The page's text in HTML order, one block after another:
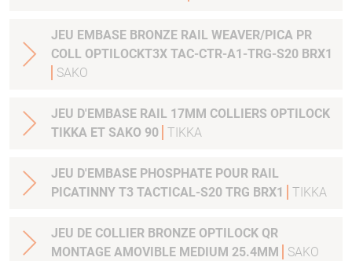
JEU EMBASE BRONZE RAIL WEAVER/PICA PR
COLL OPTILOCKT3X TAC-CTR-A1-TRG-S20 BRX1
SAKO
JEU D'EMBASE RAIL 17MM COLLIERS OPTILOCK
TIKKA ET SAKO 90 TIKKA
JEU D'EMBASE PHOSPHATE POUR RAIL
PICATINNY T3 TACTICAL-S20 TRG BRX1
TIKKA
JEU DE COLLIER BRONZE OPTILOCK QR
MONTAGE AMOVIBLE MEDIUM 25.4MM
SAKO